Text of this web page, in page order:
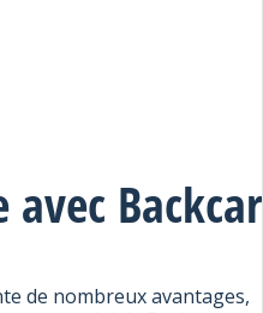
Backcar
de nombreux avantages,